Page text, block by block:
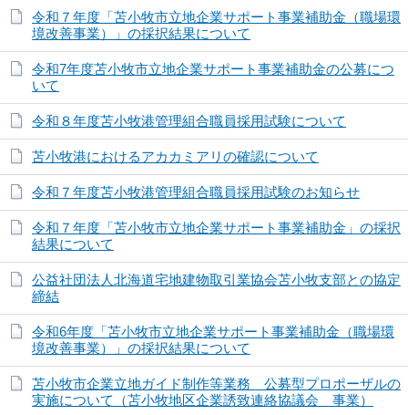
令和７年度「苫小牧市立地企業サポート事業補助金（職場環
境改善事業）」の採択結果について
令和7年度苫小牧市立地企業サポート事業補助金の公募につ
いて
令和８年度苫小牧港管理組合職員採用試験について
苫小牧港におけるアカカミアリの確認について
令和７年度苫小牧港管理組合職員採用試験のお知らせ
令和７年度「苫小牧市立地企業サポート事業補助金」の採択
結果について
公益社団法人北海道宅地建物取引業協会苫小牧支部との協定
締結
令和6年度「苫小牧市立地企業サポート事業補助金（職場環
境改善事業）」の採択結果について
苫小牧市企業立地ガイド制作等業務 公募型プロポーザルの
実施について（苫小牧地区企業誘致連絡協議会 事業）